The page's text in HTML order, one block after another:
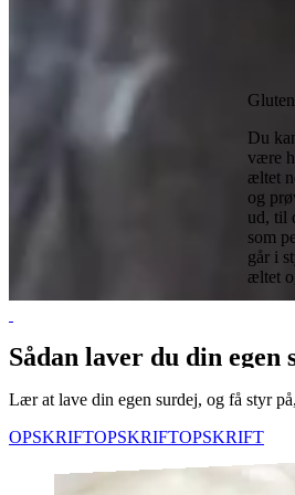
Du
være
æltet
og
ud, til
som
går i
æltet
Sådan laver du din egen
Lær at lave din egen surdej, og få styr
OPSKRIFTOPSKRIFTOPSKRIFT